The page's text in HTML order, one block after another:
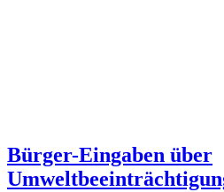
Bürger-Eingaben über